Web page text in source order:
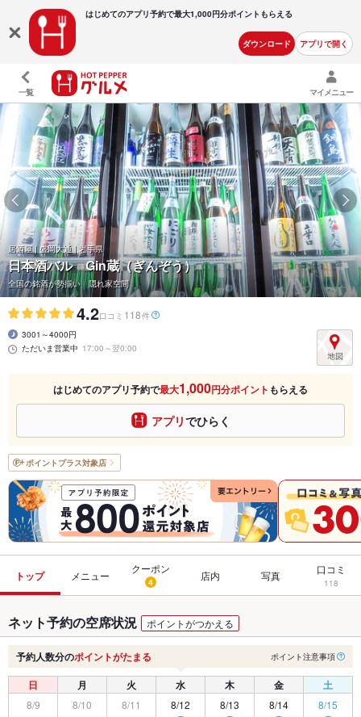
はじめてのアプリ予約で最大1,000円分ポイントもらえる
ダウンロード アプリで開く
一覧 マイメニュー
居酒屋 | 盛岡大通 | 岩手県
日本酒バル Gin蔵（ぎんぞう）
全国の銘酒が勢揃い 隠れ家空間
4.2口コミ 118件
3001～4000円
ただいま営業中 17:00～翌0:00
はじめてのアプリ予約で最大1,000円分ポイント もらえる
アプリでひらく
ポイントプラス対象店
トップ メニュー
クーポン
4 店内 写真 口コミ
118
ネット予約の空席状況 ポイントがつかえる
予約人数分のポイントがたまる ポイント注意事項
日 月 火 水 木 金 土
8/9 8/10 8/11 8/12 8/13 8/14 8/15